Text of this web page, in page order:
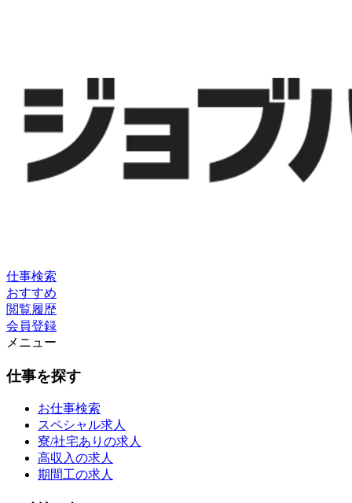
仕事検索
おすすめ
閲覧履歴
会員登録
メニュー
仕事を探す
お仕事検索
スペシャル求人
寮/社宅ありの求人
高収入の求人
期間工の求人